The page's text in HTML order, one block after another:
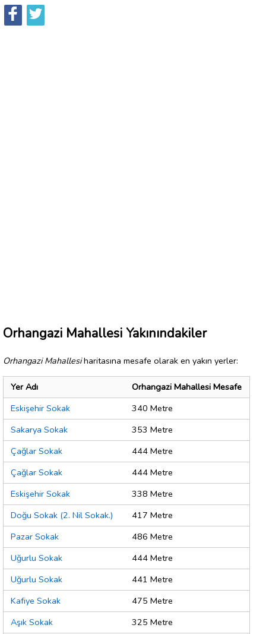
Orhangazi Mahallesi Yakınındakiler
Orhangazi Mahallesiharitasına mesafe olarak en yakın yerler:
Yer Adı
Orhangazi Mahallesi Mesafe
Eskişehir Sokak
340 Metre
Sakarya Sokak
353 Metre
Çağlar Sokak
444 Metre
Çağlar Sokak
444 Metre
Eskişehir Sokak
338 Metre
Doğu Sokak (2. Nil Sokak.)
417 Metre
Pazar Sokak
486 Metre
Uğurlu Sokak
444 Metre
Uğurlu Sokak
441 Metre
Kafiye Sokak
475 Metre
Aşık Sokak
325 Metre